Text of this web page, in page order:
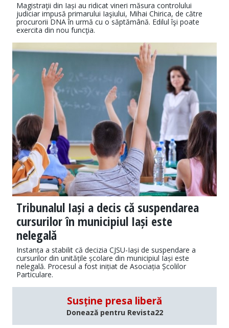
Magistraţii din Iași au ridicat vineri măsura controlului
judiciar impusă primarului Iaşiului, Mihai Chirica, de către
procurorii DNA în urmă cu o săptămână. Edilul îşi poate
exercita din nou funcţia.
Tribunalul Iași a decis că suspendarea
cursurilor în municipiul Iași este
nelegală
Instanța a stabilit că decizia CJSU-Iași de suspendare a
cursurilor din unitățile școlare din municipiul Iași este
nelegală. Procesul a fost inițiat de Asociația Școlilor
Particulare.
Susține presa liberă
Donează pentru Revista22